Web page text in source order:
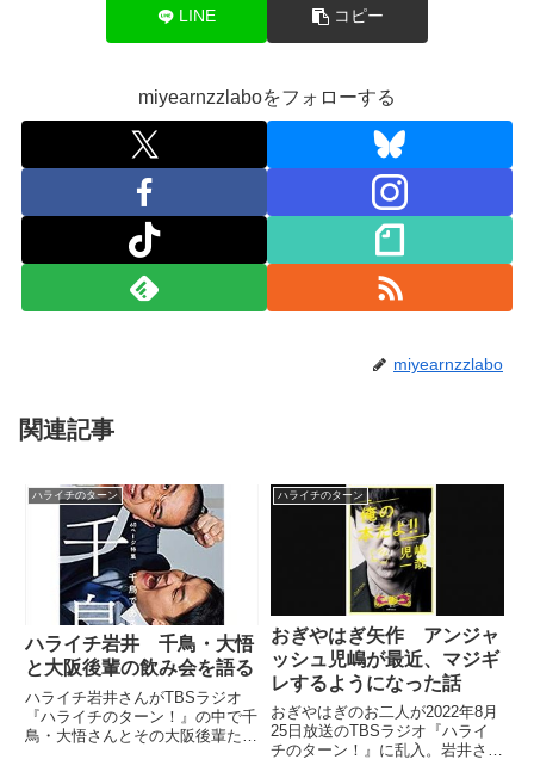
LINE コピー
miyearnzzlaboをフォローする
miyearnzzlabo
関連記事
ハライチのターン
ハライチ岩井 千鳥・大悟
と大阪後輩の飲み会を語る
ハライチ岩井さんがTBSラジオ
『ハライチのターン！』の中で千
鳥・大悟さんとその大阪後輩たち
ハライチのターン
おぎやはぎ矢作 アンジャ
ッシュ児嶋が最近、マジギ
レするようになった話
おぎやはぎのお二人が2022年8月
25日放送のTBSラジオ『ハライ
チのターン！』に乱入。岩井さ